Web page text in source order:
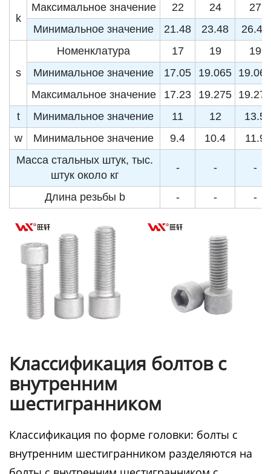
k
Максимальное значение 22 24
27
Минимальное значение
21.48 23.48 26.48
s
Номенклатура 17 19
19
Минимальное значение
17.05 19.065 19.065
Максимальное значение
17.23 19.275 19.275
t
Минимальное значение 11 12
13.5
w
Минимальное значение 9.4 10.4
11.9
Масса стальных штук, тыс.
штук около кг
- - -
Длина резьбы b - - -
Классификация болтов с
внутренним
шестигранником
Классификация по форме головки: болты с
внутренним шестигранником разделяются на